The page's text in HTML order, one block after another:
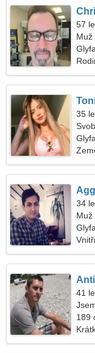
57
Muž
35
34
Muž
41
189